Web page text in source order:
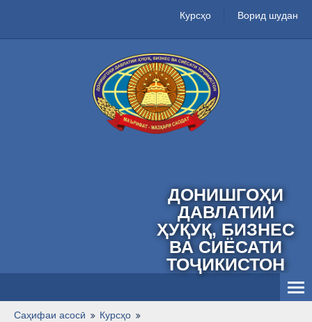
Курсҳо Ворид шудан
ДОНИШГОҲИ
ДАВЛАТИИ
ҲУҚУҚ, БИЗНЕС
ВА СИЁСАТИ
ТОҶИКИСТОН
Тоҷикӣ ‎(tj)‎
Саҳифаи асосӣ
Курсҳо